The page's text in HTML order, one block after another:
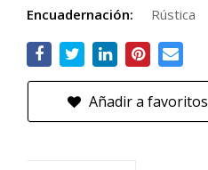
Encuadernación:
Rústica
Añadir a favoritos